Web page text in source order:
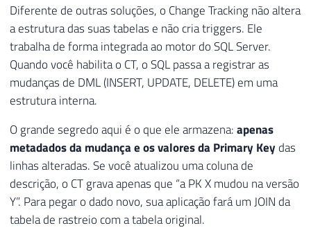
Diferente de outras soluções, o Change Tracking não altera
a estrutura das suas tabelas e não cria triggers. Ele
trabalha de forma integrada ao motor do SQL Server.
Quando você habilita o CT, o SQL passa a registrar as
mudanças de DML (INSERT, UPDATE, DELETE) em uma
estrutura interna.
O grande segredo aqui é o que ele armazena:apenas
metadados da mudança e os valores da Primary Key das
linhas alteradas. Se você atualizou uma coluna de
descrição, o CT grava apenas que “a PK X mudou na versão
Y”. Para pegar o dado novo, sua aplicação fará um JOIN da
tabela de rastreio com a tabela original.